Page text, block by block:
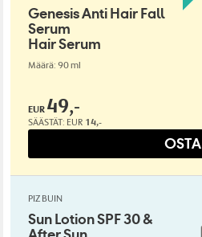
Genesis Anti Hair Fall
Serum
Hair Serum
Määrä: 90 ml
EUR 49,-
SÄÄSTÄT: EUR 14,-
OSTA
PIZ BUIN
Sun Lotion SPF 30 &